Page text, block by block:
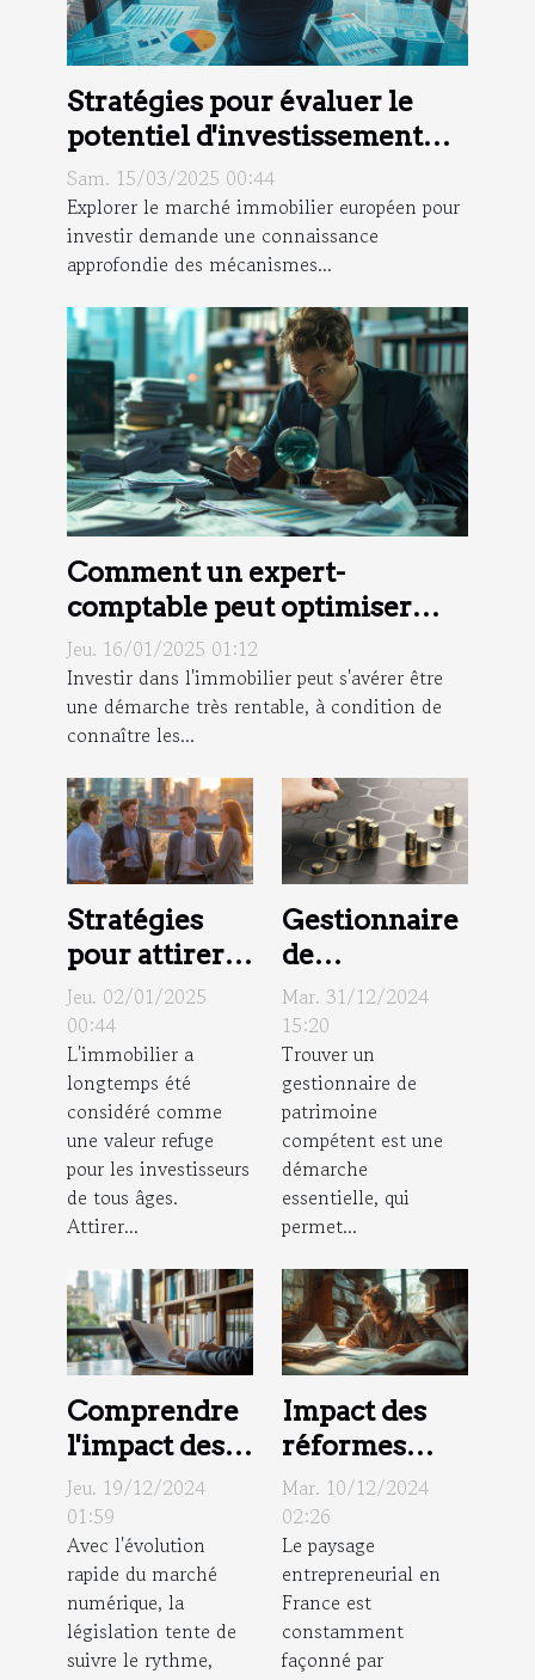
Stratégies pour évaluer le
potentiel d'investissement
dans le marché immobilier
européen
Sam. 15/03/2025 00:44
Explorer le marché immobilier européen pour
investir demande une connaissance
approfondie des mécanismes...
Comment un expert-
comptable peut optimiser
votre retour sur
investissement immobilier
Jeu. 16/01/2025 01:12
Investir dans l'immobilier peut s'avérer être
une démarche très rentable, à condition de
connaître les...
Stratégies
pour attirer
les jeunes
investisseurs
dans
l'immobilier
Jeu. 02/01/2025
00:44
L'immobilier a
longtemps été
considéré comme
une valeur refuge
pour les investisseurs
de tous âges.
Attirer...
Gestionnaire
de
patrimoine à
Grenoble :
quel est le
meilleur
cabinet ?
Mar. 31/12/2024
15:20
Trouver un
gestionnaire de
patrimoine
compétent est une
démarche
essentielle, qui
permet...
Comprendre
l'impact des
nouvelles
lois sur le
commerce
électronique
Jeu. 19/12/2024
01:59
Avec l'évolution
rapide du marché
numérique, la
législation tente de
suivre le rythme,
Impact des
réformes
juridiques
sur les petites
entreprises
en France
Mar. 10/12/2024
02:26
Le paysage
entrepreneurial en
France est
constamment
façonné par